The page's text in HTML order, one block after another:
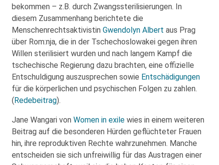
bekommen – z.B. durch Zwangssterilisierungen. In
diesem Zusammenhang berichtete die
Menschenrechtsaktivistin Gwendolyn Albert aus Prag
über Rom:nja, die in der Tschechoslowakei gegen ihren
Willen sterilisiert wurden und nach langem Kampf die
tschechische Regierung dazu brachten, eine offizielle
Entschuldigung auszusprechen sowie Entschädigungen
für die körperlichen und psychischen Folgen zu zahlen.
(Redebeitrag).
Jane Wangari von Women in exile wies in einem weiteren
Beitrag auf die besonderen Hürden geflüchteter Frauen
hin, ihre reproduktiven Rechte wahrzunehmen. Manche
entscheiden sie sich unfreiwillig für das Austragen einer